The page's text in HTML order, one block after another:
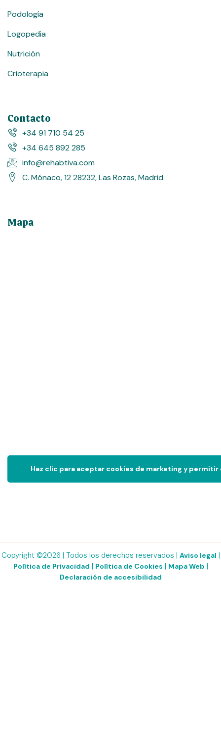
Podología
Logopedia
Nutrición
Crioterapia
Contacto
+34 91 710 54 25
+34 645 892 285
info@rehabtiva.com
C. Mónaco, 12 28232, Las Rozas, Madrid
Mapa
Haz clic para aceptar cookies de marketing y
Copyright ©2026 | Todos los derechos reservados | Aviso legal |
Política de Privacidad | Política de Cookies | Mapa Web |
Declaración de accesibilidad